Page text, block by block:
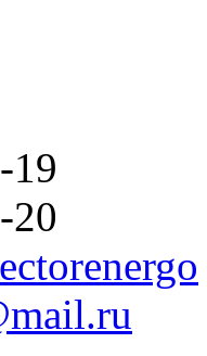
19
20